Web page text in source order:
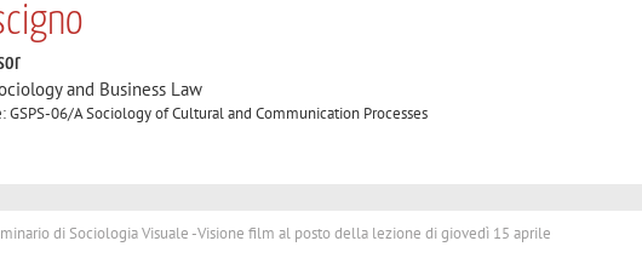
and Business Law
GSPS-06/A Sociology of Cultural and Communication Processes
di Sociologia Visuale -Visione film al posto della lezione di giovedì 15 aprile